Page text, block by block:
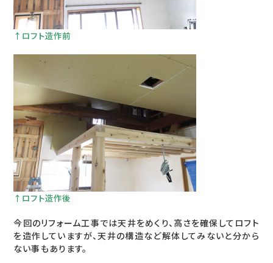
↑ロフト造作前
↑ロフト造作後
今回のリフォーム工事では天井をめくり、高さを確保してロフト
を造作していますが、天井の構造など解体してみないと分から
ない事もあります。